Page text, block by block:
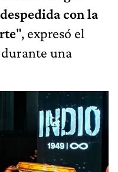
con la
", expresó el
una